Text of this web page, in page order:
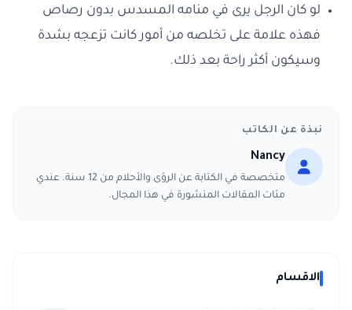
لو كان الرجل يرى في منامه المسدس بدون رصاص
فهذه علامة على تخلصه من أمور كانت تزعجه بشدة
وسيكون أكثر راحة بعد ذلك.
نبذة عن الكاتب
Nancy
متخصصة في الكتابة عن الرؤى والأحلام من 12 سنة. عندي
مئات المقالات المنشورة في هذا المجال.
الاقسام